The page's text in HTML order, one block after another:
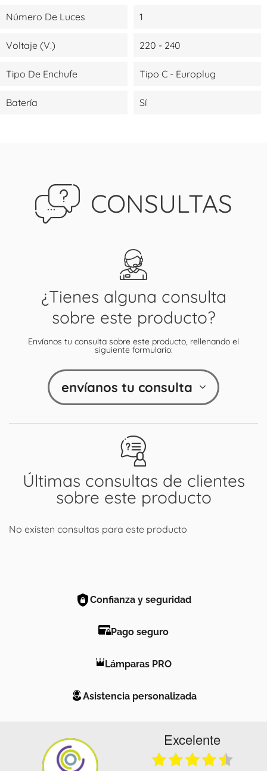
Número De Luces 1
Voltaje (V.) 220 - 240
Tipo De Enchufe Tipo C - Europlug
Batería Sí
CONSULTAS
Últimas consultas de clientes
sobre este producto
No existen consultas para este producto
¿Tienes alguna consulta
sobre este producto?
Envíanos tu consulta sobre este producto, rellenando el
siguiente formulario:
envíanos tu consulta
Confianza y seguridad
Pago seguro
Lámparas PRO
Asistencia personalizada
Excelente